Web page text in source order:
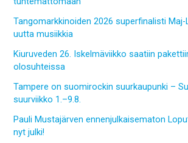
Tangomarkkinoiden 2026 superfinalisti Maj-
uutta musiikkia
Kiuruveden 26. Iskelmäviikko saatiin
olosuhteissa
Tampere on suomirockin suurkaupunki –
suurviikko 1.–9.8.
Pauli Mustajärven ennenjulkaisematon
nyt julki!